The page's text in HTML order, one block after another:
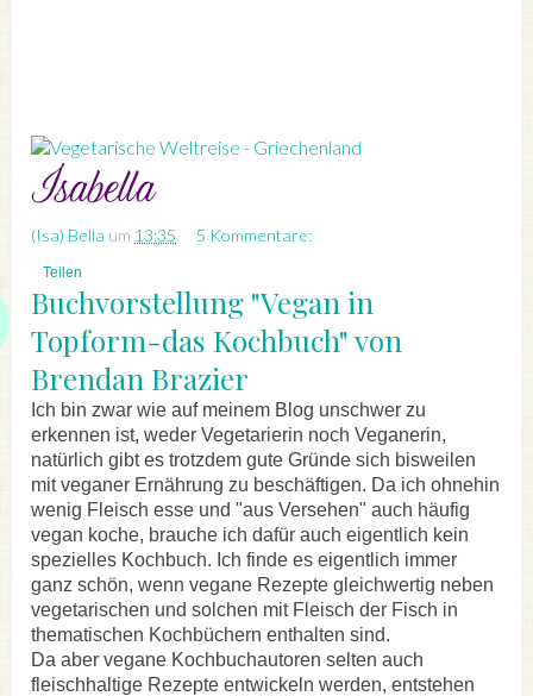
(Isa) Bella um 13:35 5 Kommentare:
Teilen
Buchvorstellung "Vegan in
Topform-das Kochbuch" von
Brendan Brazier
Ich bin zwar wie auf meinem Blog unschwer zu
erkennen ist, weder Vegetarierin noch Veganerin,
natürlich gibt es trotzdem gute Gründe sich bisweilen
mit veganer Ernährung zu beschäftigen. Da ich ohnehin
wenig Fleisch esse und "aus Versehen" auch häufig
vegan koche, brauche ich dafür auch eigentlich kein
spezielles Kochbuch. Ich finde es eigentlich immer
ganz schön, wenn vegane Rezepte gleichwertig neben
vegetarischen und solchen mit Fleisch der Fisch in
thematischen Kochbüchern enthalten sind.
Da aber vegane Kochbuchautoren selten auch
fleischhaltige Rezepte entwickeln werden, entstehen